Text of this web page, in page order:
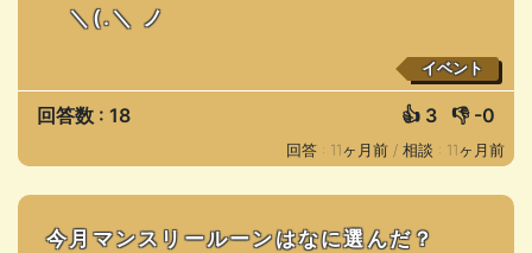
＼(.＼ ノ
イベント
回答数 : 18 👍 3 👎 -0
回答 : 11ヶ月前 / 相談 : 11ヶ月前
今月マンスリールーンはなに選んだ？